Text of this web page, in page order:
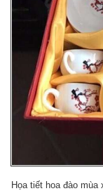
Họa tiết hoa đào